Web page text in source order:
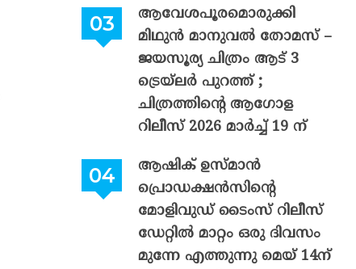
ആവേശപൂരമൊരുക്കി
മിഥുൻ മാനുവൽ തോമസ് –
ജയസൂര്യ ചിത്രം ആട് 3
ട്രെയ്‌ലർ പുറത്ത് ;
ചിത്രത്തിന്റെ ആഗോള
റിലീസ് 2026 മാർച്ച് 19 ന്
ആഷിക് ഉസ്മാൻ
പ്രൊഡക്ഷൻസിന്റെ
മോളിവുഡ് ടൈംസ് റിലീസ്
ഡേറ്റിൽ മാറ്റം ഒരു ദിവസം
മുന്നേ എത്തുന്നു മെയ് 14ന്